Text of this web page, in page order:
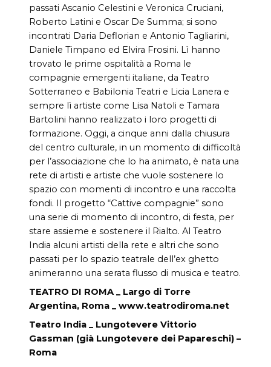
passati Ascanio Celestini e Veronica Cruciani,
Roberto Latini e Oscar De Summa; si sono
incontrati Daria Deflorian e Antonio Tagliarini,
Daniele Timpano ed Elvira Frosini. Lì hanno
trovato le prime ospitalità a Roma le
compagnie emergenti italiane, da Teatro
Sotterraneo e Babilonia Teatri e Licia Lanera e
sempre lì artiste come Lisa Natoli e Tamara
Bartolini hanno realizzato i loro progetti di
formazione. Oggi, a cinque anni dalla chiusura
del centro culturale, in un momento di difficoltà
per l’associazione che lo ha animato, è nata una
rete di artisti e artiste che vuole sostenere lo
spazio con momenti di incontro e una raccolta
fondi. Il progetto “Cattive compagnie” sono
una serie di momento di incontro, di festa, per
stare assieme e sostenere il Rialto. Al Teatro
India alcuni artisti della rete e altri che sono
passati per lo spazio teatrale dell’ex ghetto
animeranno una serata flusso di musica e teatro.
TEATRO DI ROMA _ Largo di Torre
Argentina, Roma _ www.teatrodiroma.net
Teatro India _ Lungotevere Vittorio
Gassman (già Lungotevere dei Papareschi) –
Roma